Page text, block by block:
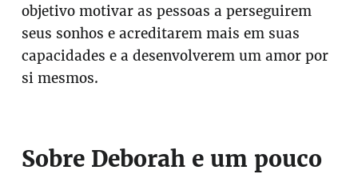
objetivo motivar as pessoas a perseguirem
seus sonhos e acreditarem mais em suas
capacidades e a desenvolverem um amor por
si mesmos.
Sobre Deborah e um pouco